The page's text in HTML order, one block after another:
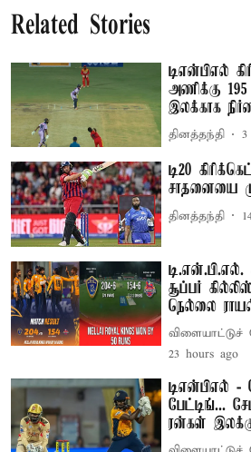
Related Stories
டிஎன்பிஎல்
அணிக்கு
இலக்காக
தினத்தந்தி
டி20
சாதனையை
தினத்தந்தி
டி.என்.பி.எல்.
சூப்பர்
நெல்லை
விளையாட்டுச்
23 hours ago
டிஎன்பிஎல் -
பேட்டிங்...
ரன்கள்